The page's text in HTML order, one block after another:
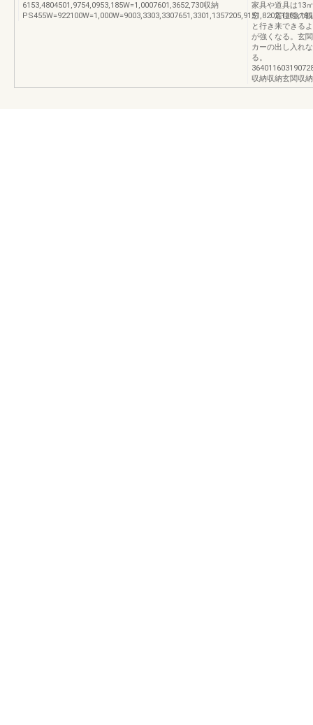
6153,4804501,9754,0953,185W=1,0007601,3652,730収納
PS455W=922100W=1,000W=9003,3303,3307651,3301,1357205,9151,8202,1303,185
家具や道具は13
窓 ：居住性の観
と行き来できる
が強くなる。玄
カーの出し入れ
る。
収納収納玄関収